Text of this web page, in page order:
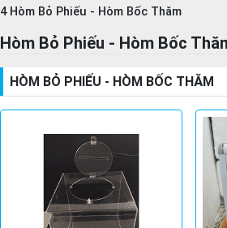
4 Hòm Bỏ Phiếu - Hòm Bốc Thăm
Hòm Bỏ Phiếu - Hòm Bốc
HÒM BỎ PHIẾU - HÒM BỐC THĂM